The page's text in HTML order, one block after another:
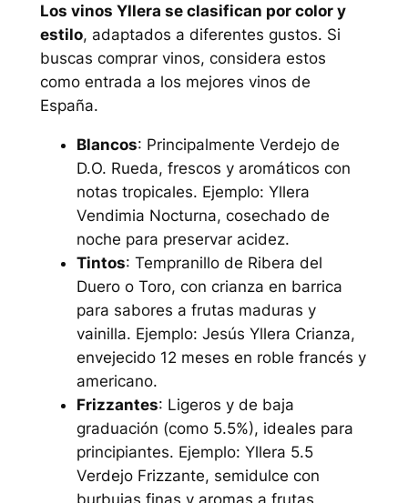
Los vinos Yllera se clasifican por color y
estilo, adaptados a diferentes gustos. Si
buscas comprar vinos, considera estos
como entrada a los mejores vinos de
España.
Blancos: Principalmente Verdejo de
D.O. Rueda, frescos y aromáticos con
notas tropicales. Ejemplo: Yllera
Vendimia Nocturna, cosechado de
noche para preservar acidez.
Tintos: Tempranillo de Ribera del
Duero o Toro, con crianza en barrica
para sabores a frutas maduras y
vainilla. Ejemplo: Jesús Yllera Crianza,
envejecido 12 meses en roble francés y
americano.
Frizzantes: Ligeros y de baja
graduación (como 5.5%), ideales para
principiantes. Ejemplo: Yllera 5.5
Verdejo Frizzante, semidulce con
burbujas finas y aromas a frutas